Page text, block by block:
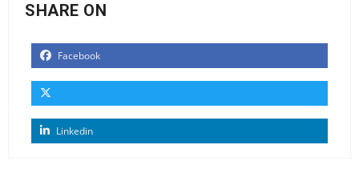
SHARE ON
Facebook
Linkedin